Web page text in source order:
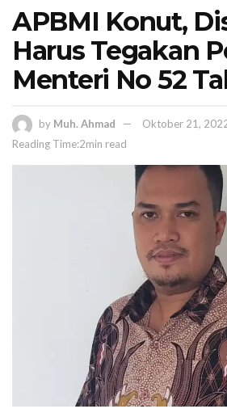
APBMI Konut,
Harus Tegakan
Menteri No 52
by Muh. Ahmad
Oktober 21,
Reading Time:2min read